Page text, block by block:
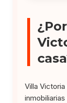
Villa